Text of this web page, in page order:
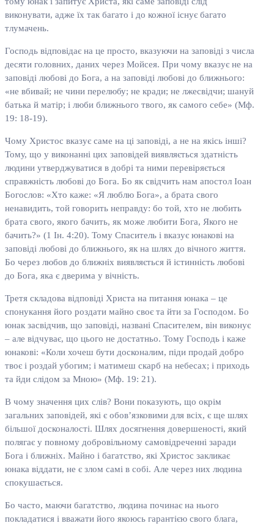
виконувати, адже їх так багато і до кожної існує багато
тлумачень.
Господь відповідає на це просто, вказуючи на заповіді з числа
десяти головних, даних через Мойсея. При чому вказує не на
заповіді любові до Бога, а на заповіді любові до ближнього:
«не вбивай; не чини перелюбу; не кради; не лжесвідчи; шануй
батька й матір; і люби ближнього твого, як самого себе» (Мф.
19: 18-19).
Чому Христос вказує саме на ці заповіді, а не на якісь інші?
Тому, що у виконанні цих заповідей виявляється здатність
людини утверджуватися в добрі та ними перевіряється
справжність любові до Бога. Бо як свідчить нам апостол Іоан
Богослов: «Хто каже: «Я люблю Бога», а брата свого
ненавидить, той говорить неправду: бо той, хто не любить
брата свого, якого бачить, як може любити Бога, Якого не
бачить?» (1 Ін. 4:20). Тому Спаситель і вказує юнакові на
заповіді любові до ближнього, як на шлях до вічного життя.
Бо через любов до ближніх виявляється й істинність любові
до Бога, яка є дверима у вічність.
Третя складова відповіді Христа на питання юнака – це
спонукання його роздати майно своє та йти за Господом. Бо
юнак засвідчив, що заповіді, названі Спасителем, він виконує
– але відчуває, що цього не достатньо. Тому Господь і каже
юнакові: «Коли хочеш бути досконалим, піди продай добро
твоє і роздай убогим; і матимеш скарб на небесах; і приходь
та йди слідом за Мною» (Мф. 19: 21).
В чому значення цих слів? Вони показують, що окрім
загальних заповідей, які є обов’язковими для всіх, є ще шлях
більшої досконалості. Шлях досягнення довершеності, який
полягає у повному добровільному самовідреченні заради
Бога і ближніх. Майно і багатство, які Христос закликає
юнака віддати, не є злом самі в собі. Але через них людина
спокушається.
Бо часто, маючи багатство, людина починає на нього
покладатися і вважати його якоюсь гарантією свого блага,